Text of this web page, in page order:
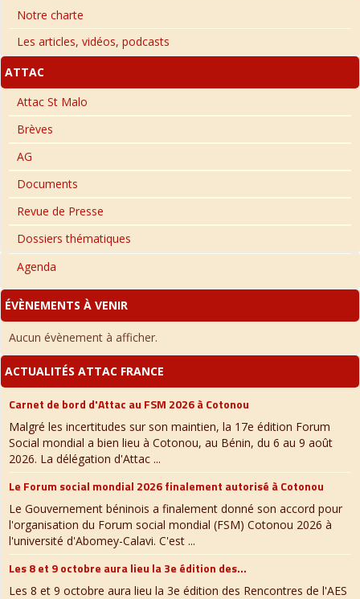
Notre charte
Les articles, vidéos, podcasts
ATTAC
Attac St Malo
Brèves
AG
Documents
Revue de Presse
Dossiers thématiques
Agenda
ÉVÈNEMENTS À VENIR
Aucun évènement à afficher.
ACTUALITÉS ATTAC FRANCE
Carnet de bord d'Attac au FSM 2026 à Cotonou
Malgré les incertitudes sur son maintien, la 17e édition Forum
Social mondial a bien lieu à Cotonou, au Bénin, du 6 au 9 août
2026. La délégation d'Attac ...
Le Forum social mondial 2026 finalement autorisé à Cotonou
Le Gouvernement béninois a finalement donné son accord pour
l'organisation du Forum social mondial (FSM) Cotonou 2026 à
l'université d'Abomey-Calavi. C'est ...
Les 8 et 9 octobre aura lieu la 3e édition des...
Les 8 et 9 octobre aura lieu la 3e édition des Rencontres de l'AES